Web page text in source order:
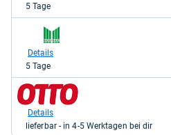
für
1.159,00
5 Tage
Marktkauf
1.165,00
kaufen.
Details
5 Tage
zum
Shop:
Otto.de
Details
lieferbar - in 4-5 Werktagen bei dir